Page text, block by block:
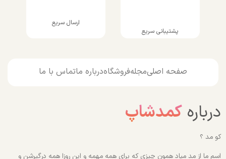
پشتیبانی سریع
ارسال سریع
صفحه اصلیمجلهفروشگاهدرباره ماتماس با ما
درباره کمدشاپ
کو مد ؟
اسم ما از مد میاد همون چیزی که برای همه مهمه و این روزا همه درگیرشن و